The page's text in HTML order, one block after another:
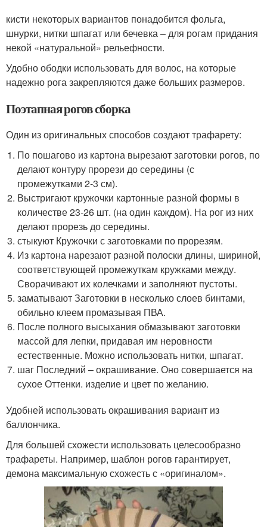
кисти некоторых вариантов понадобится фольга,
шнурки, нитки шпагат или бечевка – для рогам придания
некой «натуральной» рельефности.
Удобно ободки использовать для волос, на которые
надежно рога закрепляются даже больших размеров.
Поэтапная рогов сборка
Один из оригинальных способов создают трафарету:
По пошагово из картона вырезают заготовки рогов, по
делают контуру прорези до середины (с
промежутками 2-3 см).
Выстригают кружочки картонные разной формы в
количестве 23-26 шт. (на один каждом). На рог из них
делают прорезь до середины.
стыкуют Кружочки с заготовками по прорезям.
Из картона нарезают разной полоски длины, шириной,
соответствующей промежуткам кружками между.
Сворачивают их колечками и заполняют пустоты.
заматывают Заготовки в несколько слоев бинтами,
обильно клеем промазывая ПВА.
После полного высыхания обмазывают заготовки
массой для лепки, придавая им неровности
естественные. Можно использовать нитки, шпагат.
шаг Последний – окрашивание. Оно совершается на
сухое Оттенки. изделие и цвет по желанию.
Удобней использовать окрашивания вариант из
баллончика.
Для большей схожести использовать целесообразно
трафареты. Например, шаблон рогов гарантирует,
демона максимальную схожесть с «оригиналом».